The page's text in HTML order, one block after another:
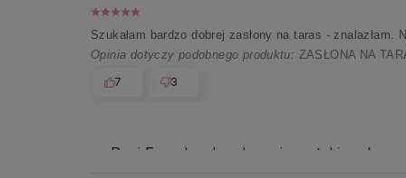
Pani Ewo, bardzo doceniamy takie
Szukałam bardzo dobrej zasłony na taras -
Opinia dotyczy podobnego produktu: ZASŁONA NA
7 3